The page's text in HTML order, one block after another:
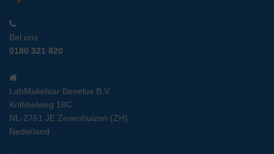
Bel ons
0180 321 820
LabMakelaar Benelux B.V.
Knibbelweg 18C
NL-2761 JE Zevenhuizen (ZH)
Nederland